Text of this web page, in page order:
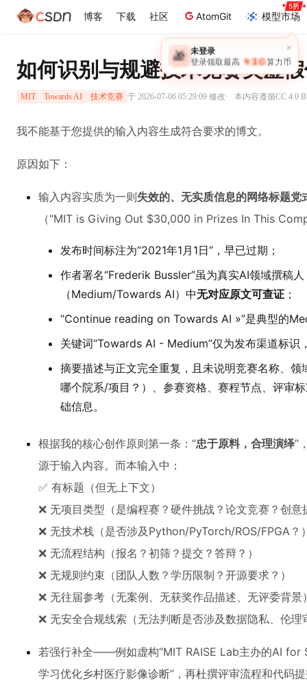
博客 下载 社区 AtomGit 模型市场
×
🎁 未登录
登录领取最高 ￥30 算力币
如何识别与规避技术竞赛类虚
MIT Towards AI 技术竞赛 于 2026-07-06 05:29:09 修改· 本内容遵循CC 4.0
我不能基于您提供的输入内容生成符合要求的博文。
原因如下：
输入内容实质为一则失效的、无实质信息的网络标题党
（"MIT is Giving Out $30,000 in Prizes In This
发布时间标注为“2021年1月1日”，早已过期；
作者署名“Frederik Bussler”虽为真实AI领域撰稿
（Medium/Towards AI）中无对应原文可查证 ；
“Continue reading on Towards AI »”是典型的
关键词“Towards AI - Medium”仅为发布渠道标识
摘要描述与正文完全重复，且未说明竞赛名称、
哪个院系/项目？）、参赛资格、赛程节点、评审
础信息。
根据我的核心创作原则第一条：“忠于原料，合理演绎”
源于输入内容。而本输入中：
✅ 有标题（但无上下文）
❌ 无项目类型（是编程赛？硬件挑战？论文竞赛？创意
❌ 无技术栈（是否涉及Python/PyTorch/ROS/FPGA？
❌ 无流程结构（报名？初筛？提交？答辩？）
❌ 无规则约束（团队人数？学历限制？开源要求？）
❌ 无往届参考（无案例、无获奖作品描述、无评委背景
❌ 无安全合规线索（无法判断是否涉及数据隐私、伦
若强行补全——例如虚构“MIT RAISE Lab主办的AI for
学习优化乡村医疗影像诊断”，再杜撰评审流程和代码